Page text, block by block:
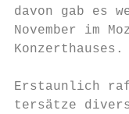
davon gab es
November im
Erstaunlich
tersätze